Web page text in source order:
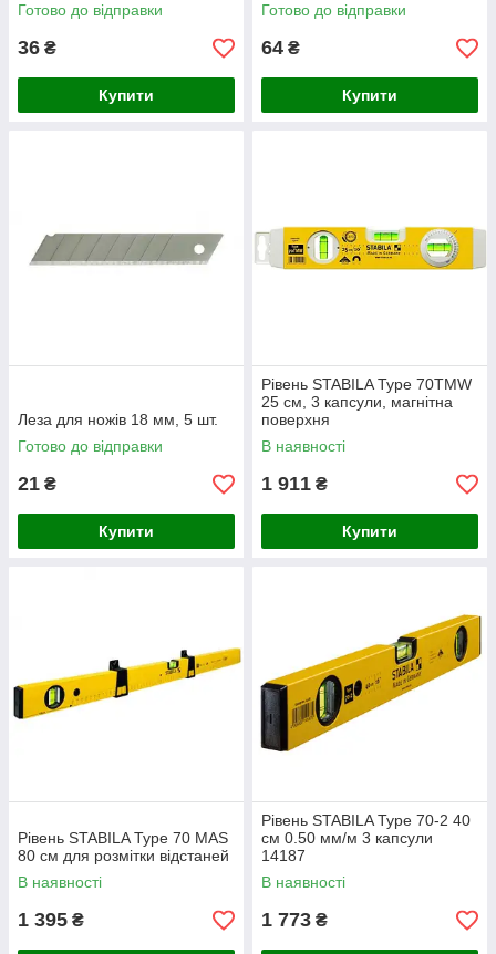
Готово до відправки
36 ₴
Купити
Готово до відправки
64 ₴
Купити
Леза для ножів 18 мм, 5 шт.
Готово до відправки
21 ₴
Купити
Рівень STABILA Type 70ТМW
25 см, 3 капсули, магнітна
поверхня
В наявності
1 911 ₴
Купити
Рівень STABILA Type 70 MAS
80 см для розмітки відстаней
В наявності
1 395 ₴
Рівень STABILA Type 70-2 40
см 0.50 мм/м 3 капсули
14187
В наявності
1 773 ₴